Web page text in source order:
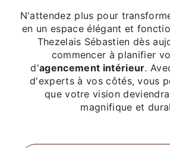
N'attendez plus pour
en un espace élégant et
Thezelais Sébastien dès
commencer à planifier
d'agencement intérieur.
d'experts à vos côtés, vous
que votre vision
magnifique et